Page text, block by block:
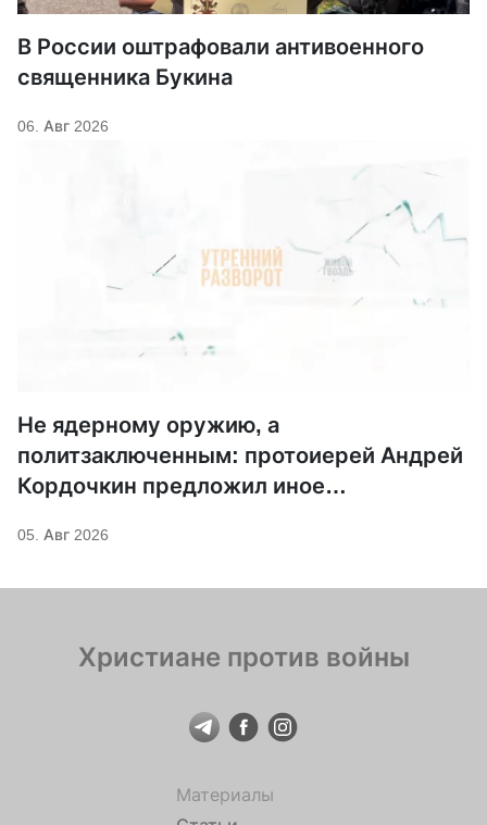
В России оштрафовали антивоенного
священника Букина
06. Авг 2026
Не ядерному оружию, а
политзаключенным: протоиерей Андрей
Кордочкин предложил иное
Саровского
05. Авг 2026
Христиане против войны
Материалы